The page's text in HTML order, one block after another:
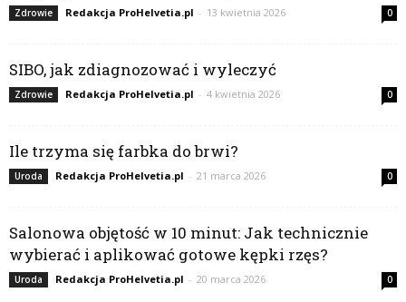
Zdrowie Redakcja ProHelvetia.pl - 13 kwietnia 2026 0
SIBO, jak zdiagnozować i wyleczyć
Zdrowie Redakcja ProHelvetia.pl - 4 kwietnia 2026 0
Ile trzyma się farbka do brwi?
Uroda Redakcja ProHelvetia.pl - 21 marca 2026 0
Salonowa objętość w 10 minut: Jak technicznie
wybierać i aplikować gotowe kępki rzęs?
Uroda Redakcja ProHelvetia.pl - 20 marca 2026 0